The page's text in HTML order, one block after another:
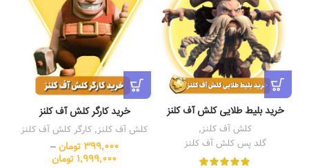
خرید بلیط طلایی کلش آف کلنز
کلش آف کلنز,
گلد پس کلش آف کلنز
خرید کارگر کلش آف کلنز
کلش آف کلنز, کارگر کلش آف کلنز
399,000 تومان –
1,999,000 تومان